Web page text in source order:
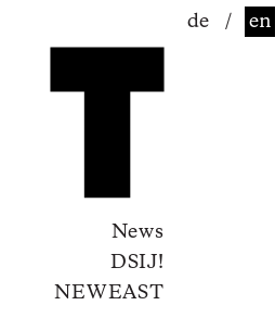
de / en
News
DSIJ!
NEWEAST